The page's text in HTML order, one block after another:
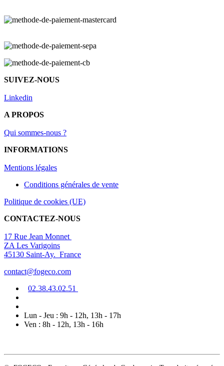
SUIVEZ-NOUS
Linkedin
A PROPOS
Qui sommes-nous ?
INFORMATIONS
Mentions légales
Conditions générales de vente
Politique de cookies (UE)
CONTACTEZ-NOUS
17 Rue Jean Monnet
ZA Les Varigoins
45130 Saint-Ay. France
contact@fogeco.com
02.38.43.02.51
Lun - Jeu : 9h - 12h, 13h - 17h
Ven : 8h - 12h, 13h - 16h